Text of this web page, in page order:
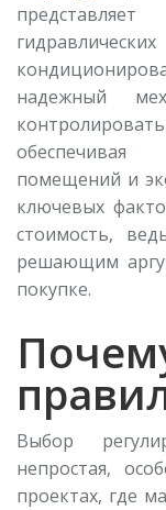
надежный
помещений и
ключевых
стоимость,
решающим
покупке.
Выбор
непростая,
проектах, где